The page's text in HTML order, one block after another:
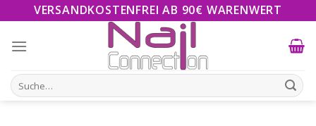
to
content
VERSANDKOSTENFREI AB 90€ WARENWERT
Suche
nach: